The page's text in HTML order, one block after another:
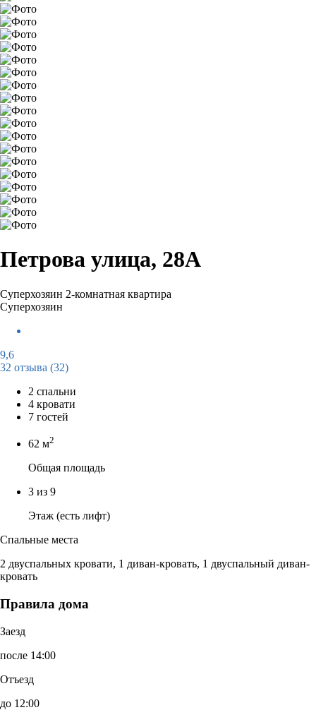
Петрова улица, 28А
Суперхозяин 2-комнатная квартира
Суперхозяин
9,6
32 отзыва (32)
2 спальни
4 кровати
7 гостей
62 м2
Общая площадь
3 из 9
Этаж (есть лифт)
Спальные места
2 двуспальных кровати, 1 диван-кровать, 1 двуспальный диван-
кровать
Правила дома
Заезд
после 14:00
Отъезд
до 12:00